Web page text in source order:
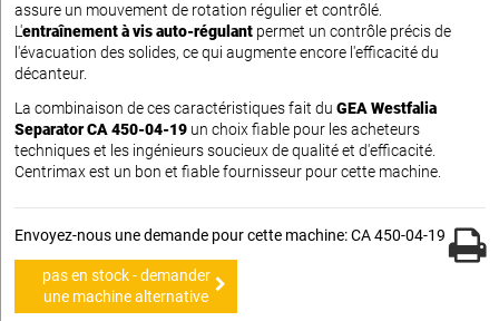
assure un mouvement de rotation régulier et contrôlé.
L'entraînement à vis auto-régulant permet un contrôle précis de
l'évacuation des solides, ce qui augmente encore l'efficacité du
décanteur.
La combinaison de ces caractéristiques fait du GEA Westfalia
Separator CA 450-04-19 un choix fiable pour les acheteurs
techniques et les ingénieurs soucieux de qualité et d'efficacité.
Centrimax est un bon et fiable fournisseur pour cette machine.
Envoyez-nous une demande pour cette machine: CA 450-04-19
pas en stock - demander
une machine alternative